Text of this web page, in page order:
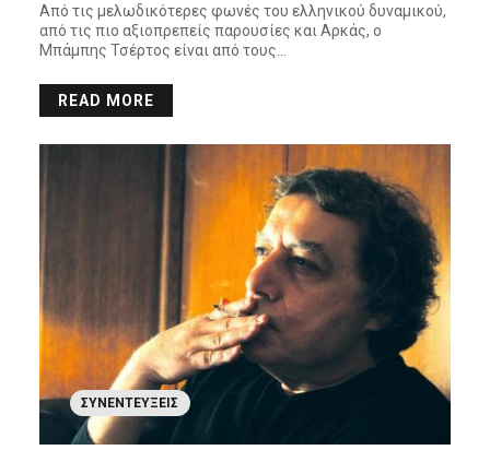
Από τις μελωδικότερες φωνές του ελληνικού δυναμικού,
από τις πιο αξιοπρεπείς παρουσίες και Αρκάς, ο
Μπάμπης Τσέρτος είναι από τους…
READ MORE
ΣΥΝΕΝΤΕΎΞΕΙΣ